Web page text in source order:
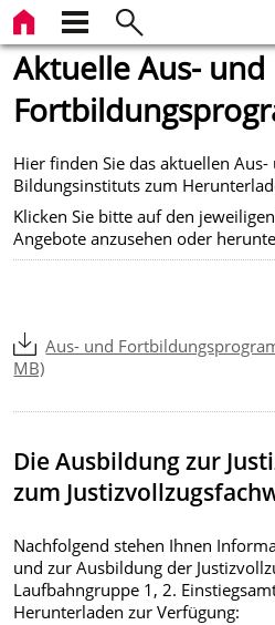
Aktuelle Aus- und
Hier finden Sie das aktuellen
Bildungsinstituts zum
Klicken Sie bitte auf den
Angebote anzusehen oder
Aus- und
MB)
Die Ausbildung zur
zum
Nachfolgend stehen Ihnen
und zur Ausbildung der
Laufbahngruppe 1, 2.
Herunterladen zur Verfügung: